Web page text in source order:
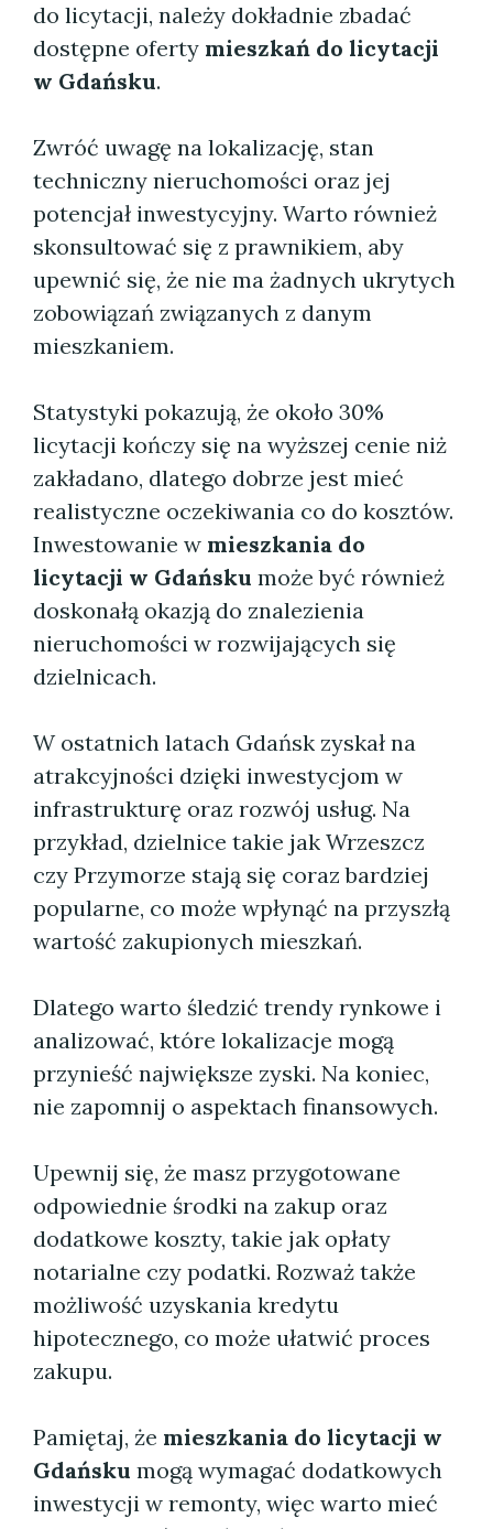
do licytacji, należy dokładnie zbadać
dostępne oferty mieszkań do licytacji
w Gdańsku.
Zwróć uwagę na lokalizację, stan
techniczny nieruchomości oraz jej
potencjał inwestycyjny. Warto również
skonsultować się z prawnikiem, aby
upewnić się, że nie ma żadnych ukrytych
zobowiązań związanych z danym
mieszkaniem.
Statystyki pokazują, że około 30%
licytacji kończy się na wyższej cenie niż
zakładano, dlatego dobrze jest mieć
realistyczne oczekiwania co do kosztów.
Inwestowanie w mieszkania do
licytacji w Gdańsku może być również
doskonałą okazją do znalezienia
nieruchomości w rozwijających się
dzielnicach.
W ostatnich latach Gdańsk zyskał na
atrakcyjności dzięki inwestycjom w
infrastrukturę oraz rozwój usług. Na
przykład, dzielnice takie jak Wrzeszcz
czy Przymorze stają się coraz bardziej
popularne, co może wpłynąć na przyszłą
wartość zakupionych mieszkań.
Dlatego warto śledzić trendy rynkowe i
analizować, które lokalizacje mogą
przynieść największe zyski. Na koniec,
nie zapomnij o aspektach finansowych.
Upewnij się, że masz przygotowane
odpowiednie środki na zakup oraz
dodatkowe koszty, takie jak opłaty
notarialne czy podatki. Rozważ także
możliwość uzyskania kredytu
hipotecznego, co może ułatwić proces
zakupu.
Pamiętaj, że mieszkania do licytacji w
Gdańsku mogą wymagać dodatkowych
inwestycji w remonty, więc warto mieć